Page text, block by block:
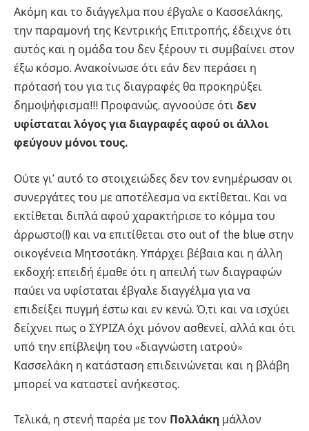
Ακόμη και το διάγγελμα που έβγαλε ο Κασσελάκης,
την παραμονή της Κεντρικής Επιτροπής, έδειχνε ότι
αυτός και η ομάδα του δεν ξέρουν τι συμβαίνει στον
έξω κόσμο. Ανακοίνωσε ότι εάν δεν περάσει η
πρότασή του για τις διαγραφές θα προκηρύξει
δημοψήφισμα!!! Προφανώς, αγνοούσε ότι δεν
υφίσταται λόγος για διαγραφές αφού οι άλλοι
φεύγουν μόνοι τους.
Ούτε γι’ αυτό το στοιχειώδες δεν τον ενημέρωσαν οι
συνεργάτες του με αποτέλεσμα να εκτίθεται. Και να
εκτίθεται διπλά αφού χαρακτήρισε το κόμμα του
άρρωστο(!) και να επιτίθεται στο out of the blue στην
οικογένεια Μητσοτάκη. Υπάρχει βέβαια και η άλλη
εκδοχή: επειδή έμαθε ότι η απειλή των διαγραφών
παύει να υφίσταται έβγαλε διαγγέλμα για να
επιδείξει πυγμή έστω και εν κενώ. Ό,τι και να ισχύει
δείχνει πως ο ΣΥΡΙΖΑ όχι μόνον ασθενεί, αλλά και ότι
υπό την επίβλεψη του «διαγνώστη ιατρού»
Κασσελάκη η κατάσταση επιδεινώνεται και η βλάβη
μπορεί να καταστεί ανήκεστος.
Τελικά, η στενή παρέα με τον Πολλάκη μάλλον